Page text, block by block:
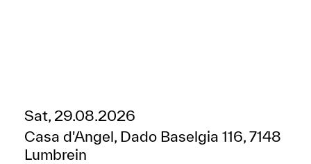
Sat, 29.08.2026
Casa d'Angel, Dado Baselgia 116, 7148
Lumbrein